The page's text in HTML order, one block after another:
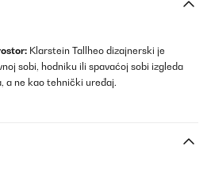
Klarstein Tallheo dizajnerski je
sobi, hodniku ili spavaćoj sobi izgleda
a ne kao tehnički uređaj.